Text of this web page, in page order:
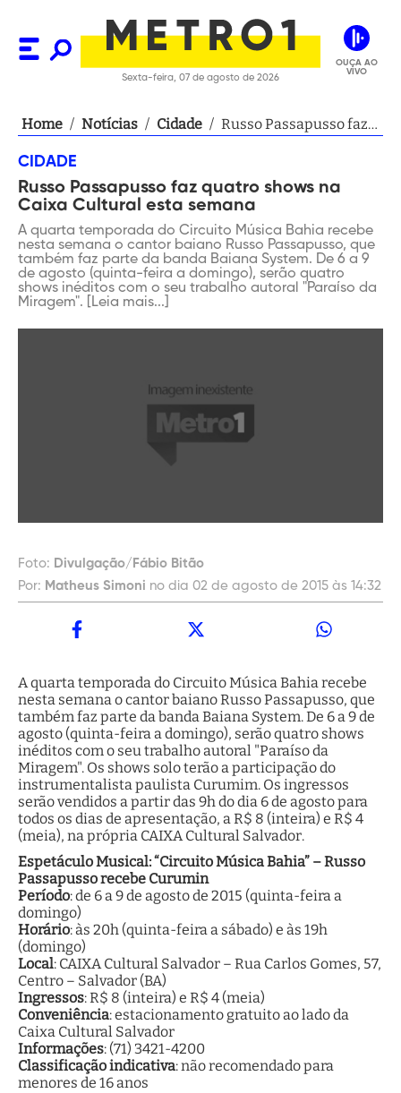
Sexta-feira, 07 de agosto de 2026
OUÇA AO
VIVO
Home / Notícias / Cidade / Russo Passapusso faz
CIDADE
Russo Passapusso faz quatro shows na
Caixa Cultural esta semana
A quarta temporada do Circuito Música Bahia recebe
nesta semana o cantor baiano Russo Passapusso, que
também faz parte da banda Baiana System. De 6 a 9
de agosto (quinta-feira a domingo), serão quatro
shows inéditos com o seu trabalho autoral "Paraíso da
Miragem". [Leia mais...]
Foto: Divulgação/Fábio Bitão
Por: Matheus Simoni no dia 02 de agosto de 2015 às 14:32
A quarta temporada do Circuito Música Bahia recebe
nesta semana o cantor baiano Russo Passapusso, que
também faz parte da banda Baiana System. De 6 a 9 de
agosto (quinta-feira a domingo), serão quatro shows
inéditos com o seu trabalho autoral "Paraíso da
Miragem". Os shows solo terão a participação do
instrumentalista paulista Curumim. Os ingressos
serão vendidos a partir das 9h do dia 6 de agosto para
todos os dias de apresentação, a R$ 8 (inteira) e R$ 4
(meia), na própria CAIXA Cultural Salvador.
Espetáculo Musical: “Circuito Música Bahia” – Russo
Passapusso recebe Curumin
Período: de 6 a 9 de agosto de 2015 (quinta-feira a
domingo)
Horário: às 20h (quinta-feira a sábado) e às 19h
(domingo)
Local: CAIXA Cultural Salvador – Rua Carlos Gomes, 57,
Centro – Salvador (BA)
Ingressos: R$ 8 (inteira) e R$ 4 (meia)
Conveniência: estacionamento gratuito ao lado da
Caixa Cultural Salvador
Informações: (71) 3421-4200
Classificaçãoindicativa: não recomendado para
menores de 16 anos